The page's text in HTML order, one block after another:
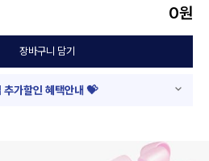
0원
장바구니 담기
추가할인 혜택안내 💝